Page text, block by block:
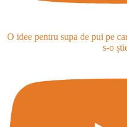
O idee pentru supa de pui pe
s-o